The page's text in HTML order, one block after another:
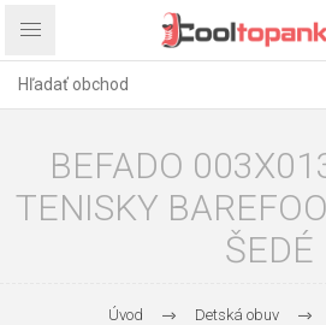
BEFADO
TENISKY
ŠEDÉ
Úvod Detská obuv